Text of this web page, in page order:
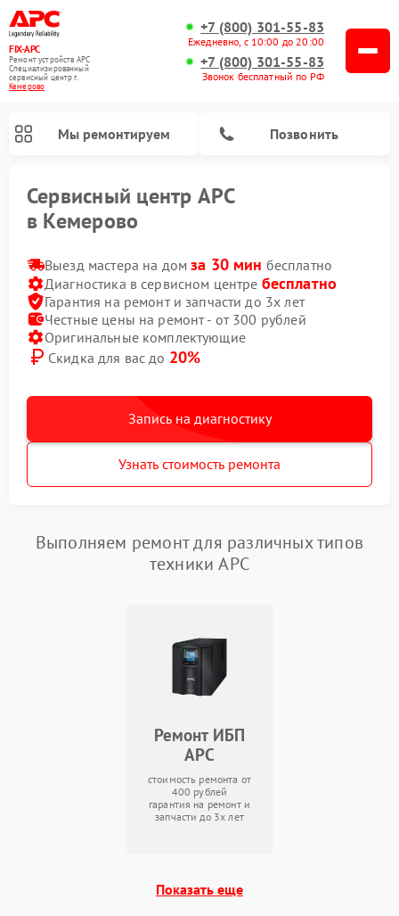
FIX-APC
Ремонт устройств APC
Специализированный
cервисный центр г.
Кемерово
+7 (800) 301-55-83
Ежедневно, с 10:00 до 20:00
+7 (800) 301-55-83
Звонок бесплатный по РФ
Мы ремонтируем Позвонить
Сервисный центр APC
в Кемерово
Выезд мастера на домза 30 мин бесплатно
Диагностика в сервисном центре бесплатно
Гарантия на ремонт и запчасти до 3х лет
Честные цены на ремонт - от 300 рублей
Оригинальные комплектующие
Скидка для вас до 20%
Запись на диагностику
Узнать стоимость ремонта
Выполняем ремонт для различных типов
техники APC
Ремонт ИБП
APC
стоимость ремонта от
400 рублей
гарантия на ремонт и
запчасти до 3х лет
Показать еще